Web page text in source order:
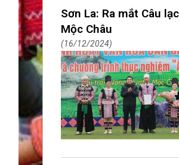
Sơn La: Ra mắt Câu
Mộc Châu
16/12/2024